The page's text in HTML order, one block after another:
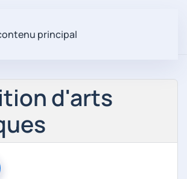
principal
d'arts